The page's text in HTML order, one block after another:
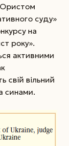
суду»
на
року».
активними
свій вільний
синами.